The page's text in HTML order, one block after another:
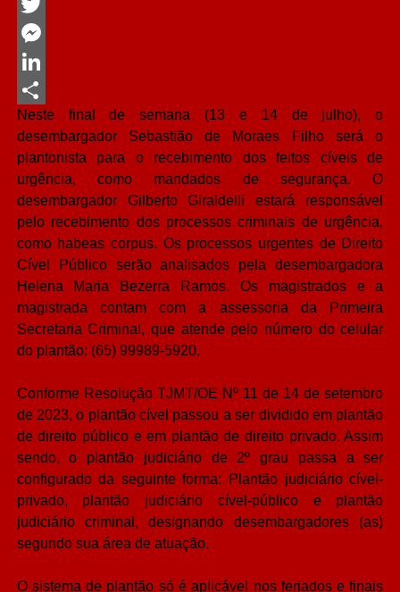
Facebook
Twitter
Messenger
LinkedIn
Share
Neste final de semana (13 e 14 de julho), o
desembargador Sebastião de Moraes Filho será o
plantonista para o recebimento dos feitos cíveis de
urgência, como mandados de segurança. O
desembargador Gilberto Giraldelli estará responsável
pelo recebimento dos processos criminais de urgência,
como habeas corpus. Os processos urgentes de Direito
Cível Público serão analisados pela desembargadora
Helena Maria Bezerra Ramos. Os magistrados e a
magistrada contam com a assessoria da Primeira
Secretaria Criminal, que atende pelo número do celular
do plantão: (65) 99989-5920.
Conforme Resolução TJMT/OE Nº 11 de 14 de setembro
de 2023, o plantão cível passou a ser dividido em plantão
de direito público e em plantão de direito privado. Assim
sendo, o plantão judiciário de 2º grau passa a ser
configurado da seguinte forma: Plantão judiciário cível-
privado, plantão judiciário cível-público e plantão
judiciário criminal, designando desembargadores (as)
segundo sua área de atuação.
O sistema de plantão só é aplicável nos feriados e finais